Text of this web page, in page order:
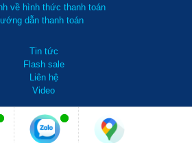
về hình thức thanh toán
dẫn thanh toán
Tin tức
Flash sale
Liên hệ
Video